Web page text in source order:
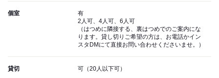
個室
有
2人可、4人可、6人可
（はつめに隣接する、裏はつめでのご案内にな
ります。貸し切りご希望の方は、お電話かイン
スタDMにて直接お問い合わせくださいませ。）
貸切 可（20人以下可）